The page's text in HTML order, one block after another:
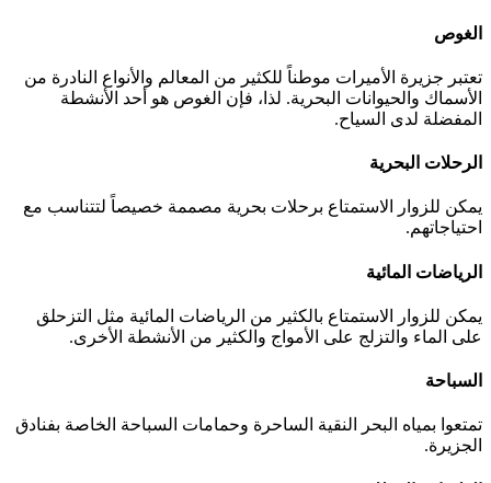
الغوص
تعتبر جزيرة الأميرات موطناً للكثير من المعالم والأنواع النادرة من
الأسماك والحيوانات البحرية. لذا، فإن الغوص هو أحد الأنشطة
المفضلة لدى السياح.
الرحلات البحرية
يمكن للزوار الاستمتاع برحلات بحرية مصممة خصيصاً لتتناسب مع
احتياجاتهم.
الرياضات المائية
يمكن للزوار الاستمتاع بالكثير من الرياضات المائية مثل التزحلق
على الماء والتزلج على الأمواج والكثير من الأنشطة الأخرى.
السباحة
تمتعوا بمياه البحر النقية الساحرة وحمامات السباحة الخاصة بفنادق
الجزيرة.